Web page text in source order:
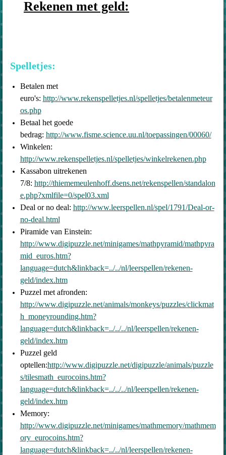
Rekenen met geld:
Spelletjes:
Betalen met
euro's: http://www.rekenspelletjes.nl/spelletjes/betalenmeteur
os.php
Betaal het goede
bedrag: http://www.fisme.science.uu.nl/toepassingen/00060/
Winkelen:
http://www.rekenspelletjes.nl/spelletjes/winkelrekenen.php
Kassabon uitrekenen
7/8: http://thiememeulenhoff.dsens.net/rekenspellen/standalon
e.php?xmlfile=0/spel03.xml
Deal or no deal: http://www.leerspellen.nl/spel/1791/Deal-or-
no-deal.html
Piramide van Einstein:
http://www.digipuzzle.net/minigames/mathpyramid/mathpyra
mid_euros.htm?
language=dutch&linkback=../../nl/leerspellen/rekenen-
geld/index.htm
Puzzel met afronden:
http://www.digipuzzle.net/animals/monkeys/puzzles/clickmat
h_moneyrounding.htm?
language=dutch&linkback=../../../nl/leerspellen/rekenen-
geld/index.htm
Puzzel geld
optellen:http://www.digipuzzle.net/digipuzzle/animals/puzzle
s/tilesmath_eurocoins.htm?
language=dutch&linkback=../../../nl/leerspellen/rekenen-
geld/index.htm
Memory:
http://www.digipuzzle.net/minigames/mathmemory/mathmem
ory_eurocoins.htm?
language=dutch&linkback=../../nl/leerspellen/rekenen-